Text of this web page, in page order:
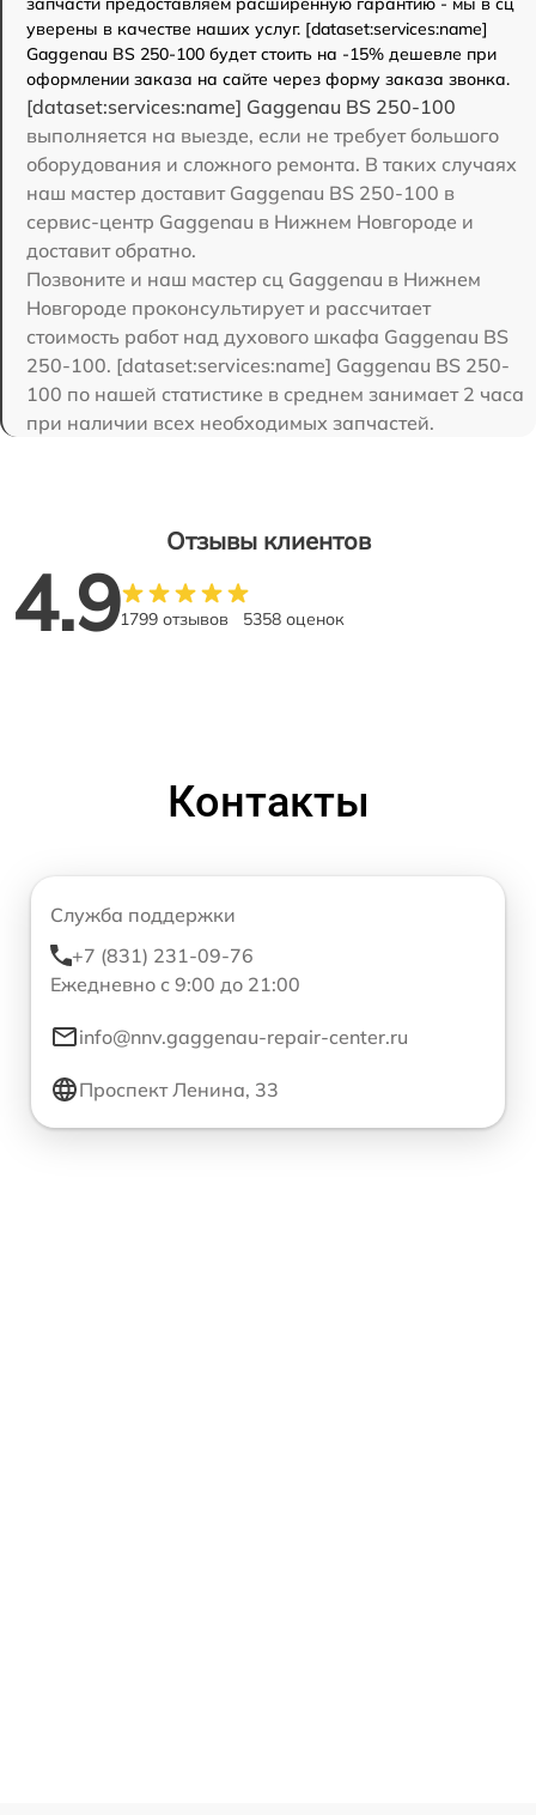
уверены в качестве наших услуг. [dataset:services:name]
Gaggenau BS 250-100 будет стоить на -15% дешевле при
оформлении заказа на сайте через форму заказа звонка.
[dataset:services:name] Gaggenau BS 250-100
выполняется на выезде, если не требует большого
оборудования и сложного ремонта. В таких случаях
наш мастер доставит Gaggenau BS 250-100 в
сервис-центр Gaggenau в Нижнем Новгороде и
доставит обратно.
Позвоните и наш мастер сц Gaggenau в Нижнем
Новгороде проконсультирует и рассчитает
стоимость работ над духового шкафа Gaggenau BS
250-100. [dataset:services:name] Gaggenau BS 250-
100 по нашей статистике в среднем занимает 2 часа
при наличии всех необходимых запчастей.
Отзывы клиентов
4.91799 отзывов 5358 оценок
Контакты
Служба поддержки
+7 (831) 231-09-76
Ежедневно с 9:00 до 21:00
info@nnv.gaggenau-repair-center.ru
Проспект Ленина, 33